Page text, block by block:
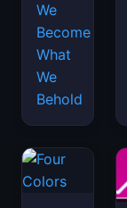
We
Become
What
We
Behold